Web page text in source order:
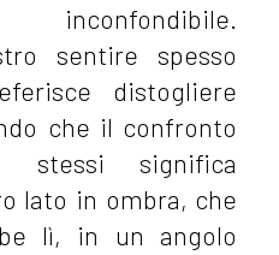
inconfondibile.
sentire spesso
distogliere
che il confronto
significa
lato in ombra, che
lì, in un angolo